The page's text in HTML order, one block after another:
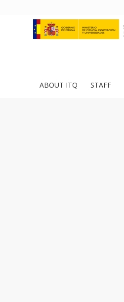
ABOUT ITQ STAFF